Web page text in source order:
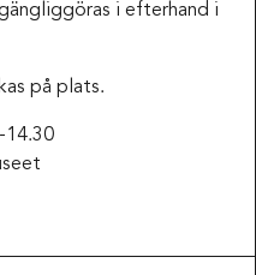
i efterhand i
på plats.
14.30